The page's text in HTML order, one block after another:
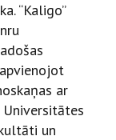
“Kaligo”
ar
un